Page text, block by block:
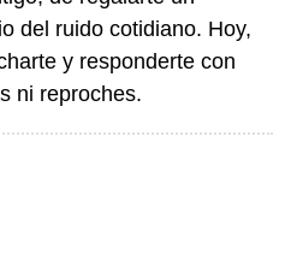
del ruido cotidiano. Hoy,
y responderte con
ni reproches.